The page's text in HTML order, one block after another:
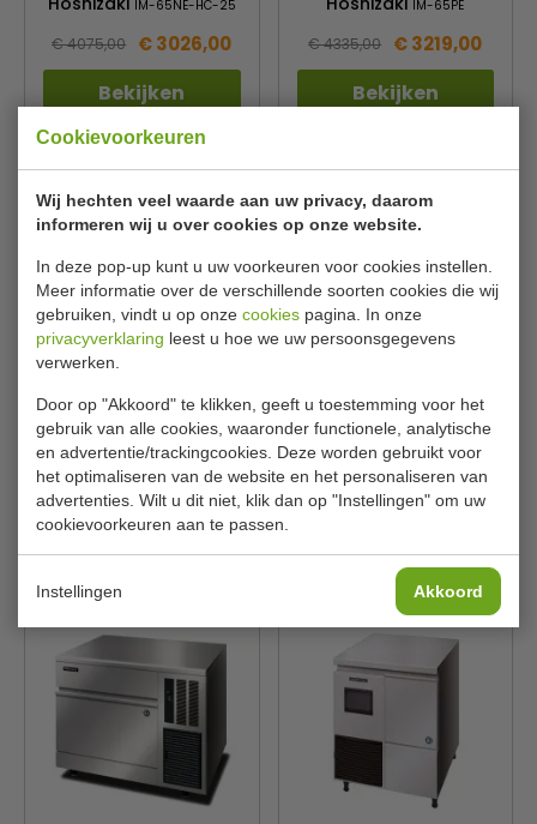
Cookievoorkeuren
Wij hechten veel waarde aan uw privacy, daarom
informeren wij u over cookies op onze website.
In deze pop-up kunt u uw voorkeuren voor cookies instellen.
Meer informatie over de verschillende soorten cookies die wij
gebruiken, vindt u op onze cookies pagina. In onze
privacyverklaring leest u hoe we uw persoonsgegevens
verwerken.
Door op "Akkoord" te klikken, geeft u toestemming voor het
gebruik van alle cookies, waaronder functionele, analytische
en advertentie/trackingcookies. Deze worden gebruikt voor
het optimaliseren van de website en het personaliseren van
advertenties. Wilt u dit niet, klik dan op "Instellingen" om uw
cookievoorkeuren aan te passen.
Instellingen Akkoord
IM-65NE-HC-25
€ 4075,00 € 3026,00
Bekijken
IM-65PE
€ 4335,00 € 3219,00
Bekijken
| IJsblokjesmachine |
Luchtgekoeld | 105 Kilo Per
24 Uur | Bunker 38 Kilo
Hoshizaki IM-100CNE-HC
€ 5175,00 € 3842,00
Bekijken
| IJsblokjesmachine |
Luchtgekoeld | 105 Kilo Per
24 Uur | Bunker 38 Kilo
HoshizakiIM-100CNE-HC-21
€ 5360,00 € 3980,00
Bekijken